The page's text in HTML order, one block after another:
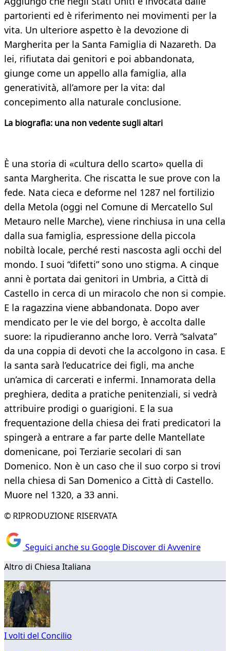
partorienti ed è riferimento nei movimenti per la
vita. Un ulteriore aspetto è la devozione di
Margherita per la Santa Famiglia di Nazareth. Da
lei, rifiutata dai genitori e poi abbandonata,
giunge come un appello alla famiglia, alla
generatività, all’amore per la vita: dal
concepimento alla naturale conclusione.
La biografia: una non vedente sugli altari
È una storia di «cultura dello scarto» quella di
santa Margherita. Che riscatta le sue prove con la
fede. Nata cieca e deforme nel 1287 nel fortilizio
della Metola (oggi nel Comune di Mercatello Sul
Metauro nelle Marche), viene rinchiusa in una cella
dalla sua famiglia, espressione della piccola
nobiltà locale, perché resti nascosta agli occhi del
mondo. I suoi “difetti” sono uno stigma. A cinque
anni è portata dai genitori in Umbria, a Città di
Castello in cerca di un miracolo che non si compie.
E la ragazzina viene abbandonata. Dopo aver
mendicato per le vie del borgo, è accolta dalle
suore: la ripudieranno anche loro. Verrà “salvata”
da una coppia di devoti che la accolgono in casa. E
la santa sarà l’educatrice dei figli, ma anche
un’amica di carcerati e infermi. Innamorata della
preghiera, dedita a pratiche penitenziali, si vedrà
attribuire prodigi o guarigioni. E la sua
frequentazione della chiesa dei frati predicatori la
spingerà a entrare a far parte delle Mantellate
domenicane, poi Terziarie secolari di san
Domenico. Non è un caso che il suo corpo si trovi
nella chiesa di San Domenico a Città di Castello.
Muore nel 1320, a 33 anni.
© RIPRODUZIONE RISERVATA
Seguici anche su Google Discover di Avvenire
Altro di Chiesa Italiana
I volti del Concilio